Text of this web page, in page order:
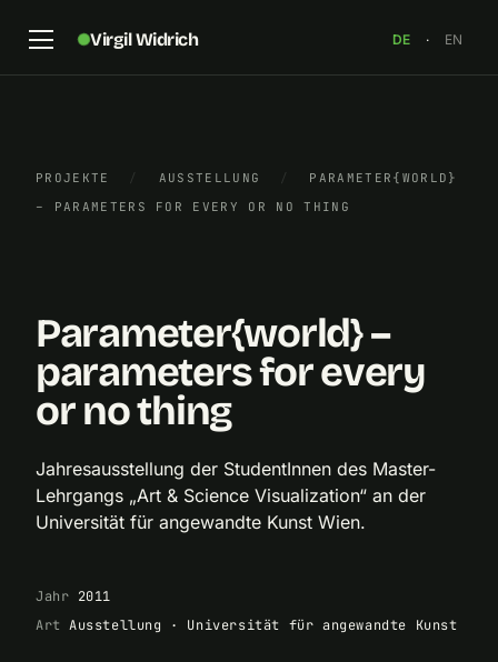
Virgil Widrich DE · EN
PROJEKTE / AUSSTELLUNG /
PARAMETER{WORLD}
– PARAMETERS FOR EVERY OR NO THING
Postkarte „Parameter{world} - parameters for every
or no thing“, Grafik: Pepa Bugueiro, Michaela Grass,
David Palme
Parameter{world} –
parameters for every
or no thing
Jahresausstellung der StudentInnen des Master-
Lehrgangs „Art & Science Visualization“ an der
Universität für angewandte Kunst Wien.
Jahr 2011
Art Ausstellung · Universität für angewandte Kunst